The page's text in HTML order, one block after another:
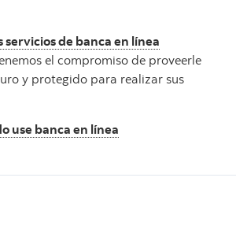
servicios de banca en línea
el compromiso de proveerle
y protegido para realizar sus
use banca en línea